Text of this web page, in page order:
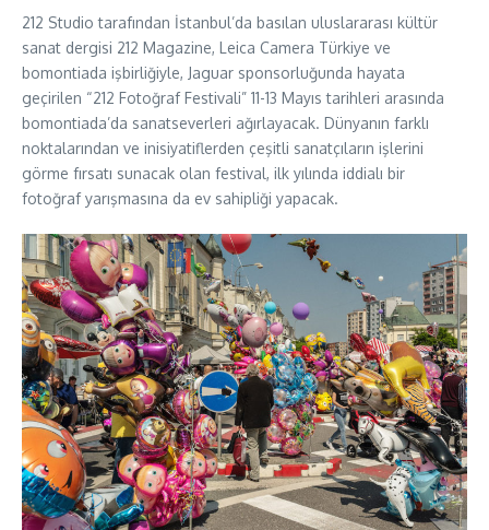
212 Studio tarafından İstanbul’da basılan uluslararası kültür
sanat dergisi 212 Magazine, Leica Camera Türkiye ve
bomontiada işbirliğiyle, Jaguar sponsorluğunda hayata
geçirilen “212 Fotoğraf Festivali” 11-13 Mayıs tarihleri arasında
bomontiada’da sanatseverleri ağırlayacak. Dünyanın farklı
noktalarından ve inisiyatiflerden çeşitli sanatçıların işlerini
görme fırsatı sunacak olan festival, ilk yılında iddialı bir
fotoğraf yarışmasına da ev sahipliği yapacak.